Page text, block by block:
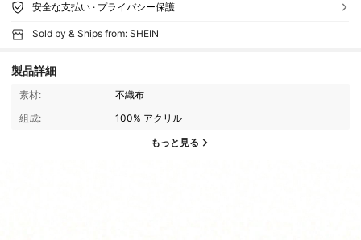
安全な支払い · プライバシー保護
Sold by & Ships from: SHEIN
製品詳細
素材:
不織布
組成:
100% アクリル
もっと見る